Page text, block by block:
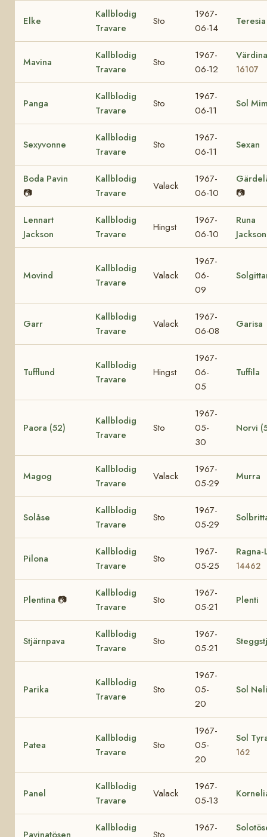
Elke
Kallblodig
Travare
Sto
1967-
06-14
Teresia
Mavina
Kallblodig
Travare
Sto
1967-
06-12
Värdina
16107
Panga
Kallblodig
Travare
Sto
1967-
06-11
Sol
Sexyvonne
Kallblodig
Travare
Sto
1967-
06-11
Sexan
Boda Pavin
📷
Kallblodig
Travare
Valack
1967-
06-10
📷
Lennart
Jackson
Kallblodig
Travare
Hingst
1967-
06-10
Runa
Jackson
Movind
Kallblodig
Travare
Valack
1967-
06-
09
Garr
Kallblodig
Travare
Valack
1967-
06-08
Garisa
Tufflund
Kallblodig
Travare
Hingst
1967-
06-
05
Tuffila
Paora (52)
Kallblodig
Travare
Sto
1967-
05-
30
Norvi
Magog
Kallblodig
Travare
Valack
1967-
05-29
Murra
Solåse
Kallblodig
Travare
Sto
1967-
05-29
Pilona
Kallblodig
Travare
Sto
1967-
05-25
14462
Plentina 📷
Kallblodig
Travare
Sto
1967-
05-21
Plenti
Stjärnpava
Kallblodig
Travare
Sto
1967-
05-21
Parika
Kallblodig
Travare
Sto
1967-
05-
20
Sol Neli
Patea
Kallblodig
Travare
Sto
1967-
05-
20
Sol
162
Panel
Kallblodig
Travare
Valack
1967-
05-13
Pavinatösen
Kallblodig
Sto
1967-